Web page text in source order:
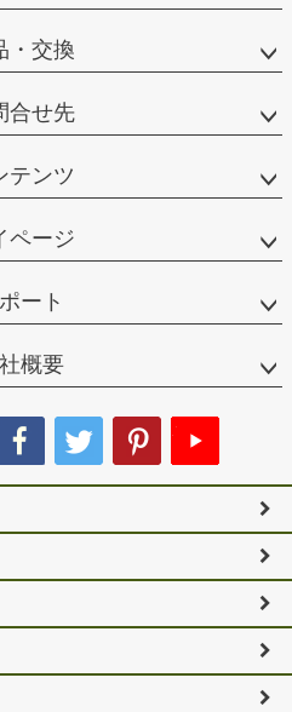
・交換
合せ先
テンツ
ページ
ート
概要